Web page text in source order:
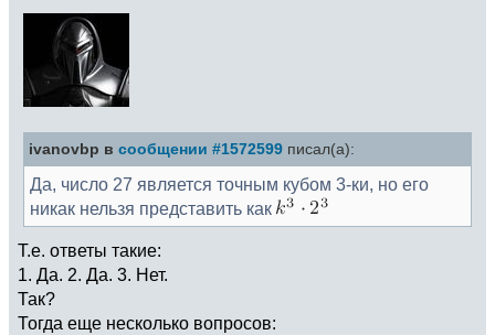
ivanovbp в сообщении #1572599 писал(а):
Да, число 27 является точным кубом 3-ки, но его
никак нельзя представить как
Т.е. ответы такие:
1. Да. 2. Да. 3. Нет.
Так?
Тогда еще несколько вопросов: